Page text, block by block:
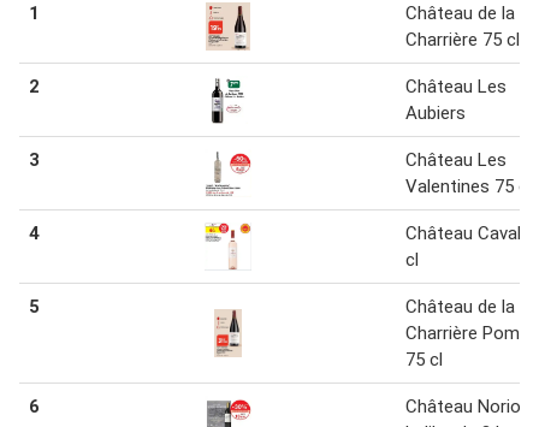
1
Château de la
Charrière 75 cl
2
Château Les
Aubiers
3
Château Les
Valentines 75 cl
4
Château
cl
5
Château de la
Charrière
75 cl
6
Château Noriou